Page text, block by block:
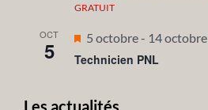
GRATUIT
OCT
5
Mis
en
5 octobre- 14 octobre
Technicien PNL
Les actualités